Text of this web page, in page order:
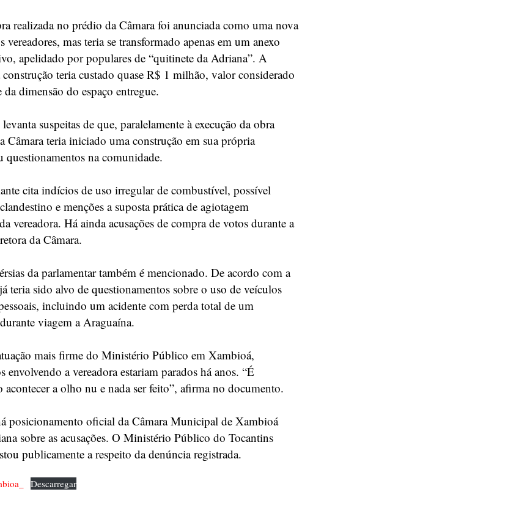
realizada no prédio da Câmara foi anunciada como uma nova
vereadores, mas teria se transformado apenas em um anexo
apelidado por populares de “quitinete da Adriana”. A
teria custado quase R$ 1 milhão, valor considerado
dimensão do espaço entregue.
suspeitas de que, paralelamente à execução da obra
Câmara teria iniciado uma construção em sua própria
questionamentos na comunidade.
cita indícios de uso irregular de combustível, possível
e menções a suposta prática de agiotagem
vereadora. Há ainda acusações de compra de votos durante a
da Câmara.
da parlamentar também é mencionado. De acordo com a
teria sido alvo de questionamentos sobre o uso de veículos
incluindo um acidente com perda total de um
viagem a Araguaína.
mais firme do Ministério Público em Xambioá,
envolvendo a vereadora estariam parados há anos. “É
acontecer a olho nu e nada ser feito”, afirma no documento.
posicionamento oficial da Câmara Municipal de Xambioá
sobre as acusações. O Ministério Público do Tocantins
publicamente a respeito da denúncia registrada.
Descarregar